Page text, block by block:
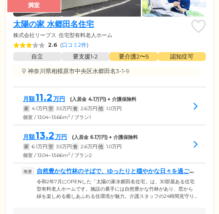
満室
太陽の家 水郷田名住宅
株式会社リープス 住宅型有料老人ホーム
2.6 (口コミ2件)
自立 要支援1•2 要介護2〜5
認知症可
神奈川県相模原市中央区水郷田名3-1-9
月額11.2 万円 (入居金 4.1万円) + 介護保険料
家 4.1万円 管 3.5万円 食 2.6万円 他 1.0万円
個室 / 13.04~13.66m2 / プラン1
月額13.2 万円 (入居金 6.1万円) + 介護保険料
家 6.1万円 管 3.5万円 食 2.6万円 他 1.0万円
個室 / 13.04~13.66m2 / プラン2
自然豊かな竹林のそばで、ゆったりと穏やかな日々を過ごせ
ます
令和2年7月にOPENした「太陽の家水郷田名住宅」は、30部屋ある住宅
型有料老人ホームです。施設の裏手には自然豊かな竹林があり、窓から
緑を楽しめる癒しあふれる住環境が魅力。介護スタッフの24時間見守り